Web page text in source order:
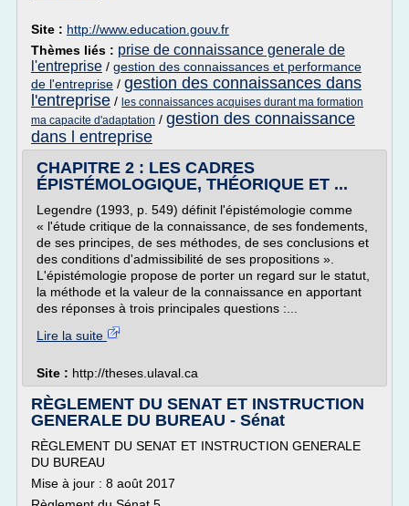
Site : http://www.education.gouv.fr
Thèmes liés : prise de connaissance generale de
l'entreprise / gestion des connaissances et performance
de l'entreprise / gestion des connaissances dans
l'entreprise / les connaissances acquises durant ma formation
ma capacite d'adaptation / gestion des connaissance
dans l entreprise
CHAPITRE 2 : LES CADRES
ÉPISTÉMOLOGIQUE, THÉORIQUE ET ...
Legendre (1993, p. 549) définit l'épistémologie comme
« l'étude critique de la connaissance, de ses fondements,
de ses principes, de ses méthodes, de ses conclusions et
des conditions d'admissibilité de ses propositions ».
L'épistémologie propose de porter un regard sur le statut,
la méthode et la valeur de la connaissance en apportant
des réponses à trois principales questions :...
Lire la suite
Site : http://theses.ulaval.ca
RÈGLEMENT DU SENAT ET INSTRUCTION
GENERALE DU BUREAU - Sénat
RÈGLEMENT DU SENAT ET INSTRUCTION GENERALE
DU BUREAU
Mise à jour : 8 août 2017